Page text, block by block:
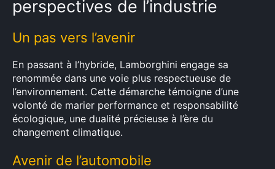
perspectives de l’industrie
Un pas vers l’avenir
En passant à l’hybride, Lamborghini engage sa
renommée dans une voie plus respectueuse de
l’environnement. Cette démarche témoigne d’une
volonté de marier performance et responsabilité
écologique, une dualité précieuse à l’ère du
changement climatique.
Avenir de l’automobile